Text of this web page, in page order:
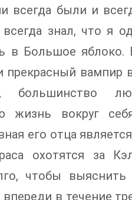
всегда были и
знал, что я
в Большое
прекрасный вампир
большинство
жизнь вокруг
его отца
охотятся за
чтобы
в течение